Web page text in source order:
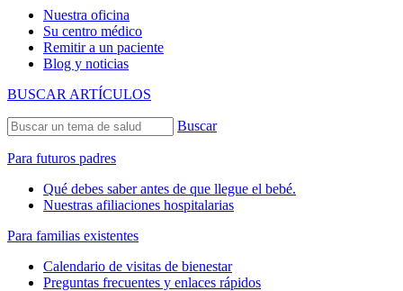
Nuestra oficina
Su centro médico
Remitir a un paciente
Blog y noticias
BUSCAR ARTÍCULOS
Buscar
Para futuros padres
Qué debes saber antes de que llegue el bebé.
Nuestras afiliaciones hospitalarias
Para familias existentes
Calendario de visitas de bienestar
Preguntas frecuentes y enlaces rápidos